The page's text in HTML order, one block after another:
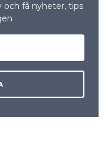
och få nyheter, tips